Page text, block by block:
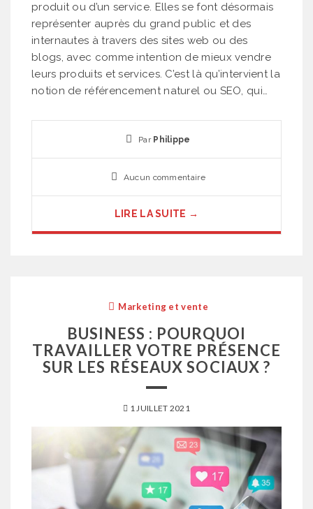
produit ou d’un service. Elles se font désormais
représenter auprès du grand public et des
internautes à travers des sites web ou des
blogs, avec comme intention de mieux vendre
leurs produits et services. C’est là qu’intervient la
notion de référencement naturel ou SEO, qui…
Par Philippe
Aucun commentaire
LIRE LA SUITE →
Marketing et vente
BUSINESS : POURQUOI
TRAVAILLER VOTRE PRÉSENCE
SUR LES RÉSEAUX SOCIAUX ?
1 JUILLET 2021